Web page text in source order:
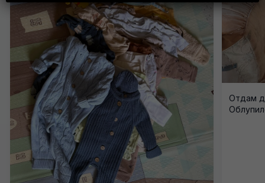
Отдам